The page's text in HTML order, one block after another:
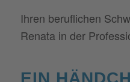
Ihren beruflichen
Renata in der
EIN